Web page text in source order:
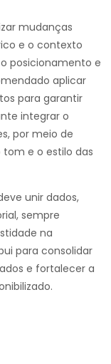
mudanças
e o contexto
posicionamento e
aplicar
para garantir
integrar o
por meio de
e o estilo das
unir dados,
sempre
na
para consolidar
e fortalecer a